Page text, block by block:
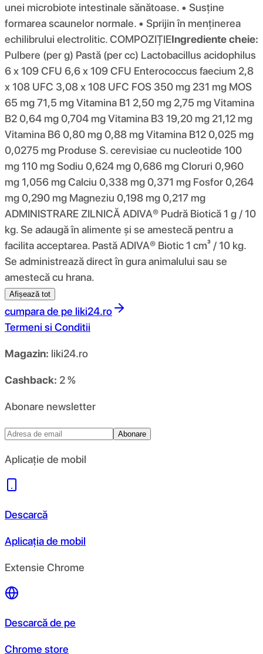
unei microbiote intestinale sănătoase. • Susține
formarea scaunelor normale. • Sprijin în menținerea
echilibrului electrolitic. COMPOZIŢIEIngrediente cheie:
Pulbere (per g) Pastă (per cc) Lactobacillus acidophilus
6 x 109 CFU 6,6 x 109 CFU Enterococcus faecium 2,8
x 108 UFC 3,08 x 108 UFC FOS 350 mg 231 mg MOS
65 mg 71,5 mg Vitamina B1 2,50 mg 2,75 mg Vitamina
B2 0,64 mg 0,704 mg Vitamina B3 19,20 mg 21,12 mg
Vitamina B6 0,80 mg 0,88 mg Vitamina B12 0,025 mg
0,0275 mg Produse S. cerevisiae cu nucleotide 100
mg 110 mg Sodiu 0,624 mg 0,686 mg Cloruri 0,960
mg 1,056 mg Calciu 0,338 mg 0,371 mg Fosfor 0,264
mg 0,290 mg Magneziu 0,198 mg 0,217 mg
ADMINISTRARE ZILNICĂ ADIVA® Pudră Biotică 1 g / 10
kg. Se adaugă în alimente și se amestecă pentru a
facilita acceptarea. Pastă ADIVA® Biotic 1 cm³ / 10 kg.
Se administrează direct în gura animalului sau se
amestecă cu hrana.
Afișează tot
cumpara de pe liki24.ro
Termeni si Conditii
Magazin: liki24.ro
Cashback: 2 %
Abonare newsletter
Abonare
Aplicație de mobil
Descarcă
Aplicația de mobil
Extensie Chrome
Descarcă de pe
Chrome store